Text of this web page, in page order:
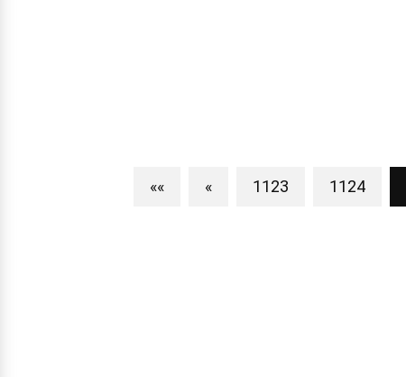
«« « 1123 1124